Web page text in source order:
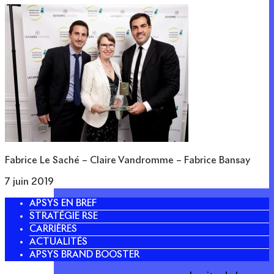
Fabrice Le Saché – Claire Vandromme – Fabrice Bansay
7 juin 2019
APSYS EN BREF
STRATÉGIE RSE
CARRIÈRES
ACTUALITÉS
APSYS BRAND BOOSTER